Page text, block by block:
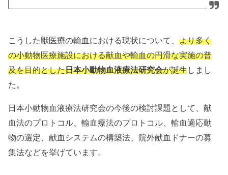
こうした獣医療の輸血における現状について、より多く
の小動物医療施設における献血や輸血の円滑な実施の普
及を目的とした日本小動物血液療法研究会が誕生しまし
た。
日本小動物血液療法研究会の今後の検討課題として、献
血法のプロトコル、輸血療法のプロトコル、輸血適応動
物の選定、献血システムの構築法、院外献血ドナーの募
集法などを挙げています。